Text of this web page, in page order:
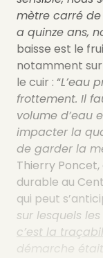
mètre carré
a quinze ans,
baisse est le
notamment
le cuir : “L’eau
frottement. Il
volume d’eau
impacter la
de garder la
Thierry
durable au
qui peut
sur lesquels
c’est la
démarche